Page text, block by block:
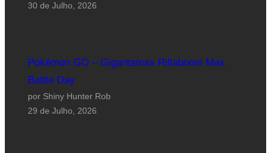
30 de Julho, 2026
Pokémon GO – Gigantamax Rillaboom Max
Battle Day
por Shiny Hunter Rob
29 de Julho, 2026